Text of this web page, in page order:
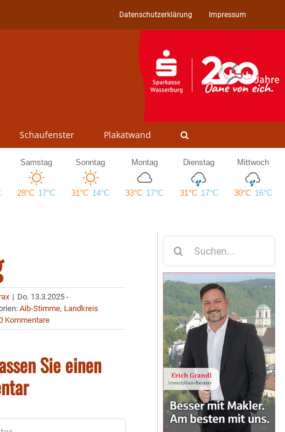
Datenschutzerklärung Impressum
Schaufenster Plakatwand
| Do. 13.3.2025 -
Aib-Stimme, Landkreis
Kommentare
Sie einen
nach: